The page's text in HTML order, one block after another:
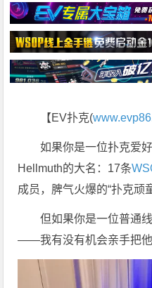
【EV扑克(
如果你是一位扑克爱
Hellmuth的大名：17条
成员，脾气火爆的“扑克顽童
但如果你是一位普通
——我有没有机会亲手把他